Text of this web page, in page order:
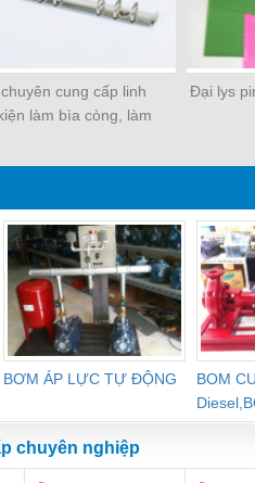
chuyên cung cấp linh
làm bìa còng, làm
Đại lys
BƠM ÁP LỰC TỰ ĐỘNG
BOM
chuyên nghiệp